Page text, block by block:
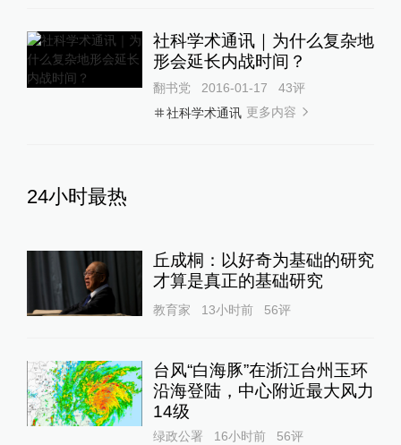
社科学术通讯｜为什么复杂地
形会延长内战时间？
翻书党 2016-01-17 43评
社科学术通讯 更多内容
24小时最热
丘成桐：以好奇为基础的研究
才算是真正的基础研究
教育家 13小时前 56评
台风“白海豚”在浙江台州玉环
沿海登陆，中心附近最大风力
14级
绿政公署 16小时前 56评